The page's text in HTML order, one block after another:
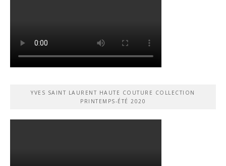
YVES SAINT LAURENT HAUTE COUTURE COLLECTION
PRINTEMPS-ÉTÉ 2020